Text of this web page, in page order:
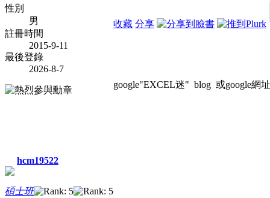
性別
男
註冊時間
2015-9-11
最後登錄
2026-8-7
收藏 分享
google"EXCEL迷" blog 或google網址
hcm19522
碩士班